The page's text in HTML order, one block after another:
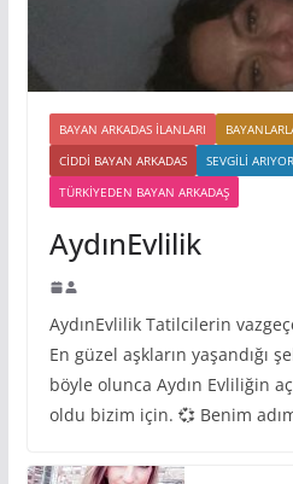
BAYAN ARKADAS ILANLARI
CIDDI BAYAN ARKADAS
SEVGILI
TÜRKIYEDEN BAYAN ARKADAŞ
AydınEvlilik
AydınEvlilik Tatilcilerin
En güzel aşkların yaşandığı
böyle olunca Aydın Evliliğin
oldu bizim için. 💞 Benim